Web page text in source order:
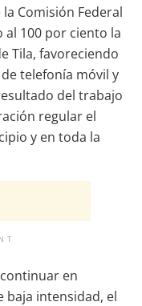
Comisión Federal
al 100 por ciento la
Tila, favoreciendo
telefonía móvil y
del trabajo
regular el
y en toda la
en
intensidad, el